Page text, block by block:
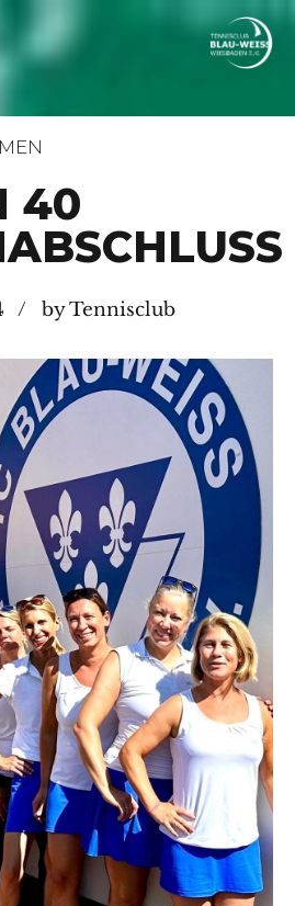
40
by Tennisclub